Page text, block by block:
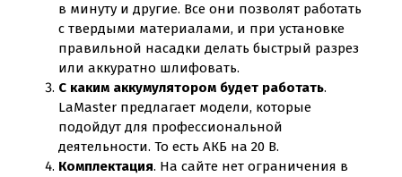
в минуту и другие. Все они позволят работать
с твердыми материалами, и при установке
правильной насадки делать быстрый разрез
или аккуратно шлифовать.
С каким аккумулятором будет работать.
LaMaster предлагает модели, которые
подойдут для профессиональной
деятельности. То есть АКБ на 20 В.
Комплектация. На сайте нет ограничения в